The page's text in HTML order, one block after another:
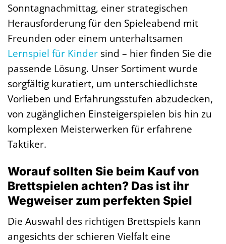
Sonntagnachmittag, einer strategischen
Herausforderung für den Spieleabend mit
Freunden oder einem unterhaltsamen
Lernspiel für Kinder sind – hier finden Sie die
passende Lösung. Unser Sortiment wurde
sorgfältig kuratiert, um unterschiedlichste
Vorlieben und Erfahrungsstufen abzudecken,
von zugänglichen Einsteigerspielen bis hin zu
komplexen Meisterwerken für erfahrene
Taktiker.
Worauf sollten Sie beim Kauf von
Brettspielen achten? Das ist ihr
Wegweiser zum perfekten Spiel
Die Auswahl des richtigen Brettspiels kann
angesichts der schieren Vielfalt eine